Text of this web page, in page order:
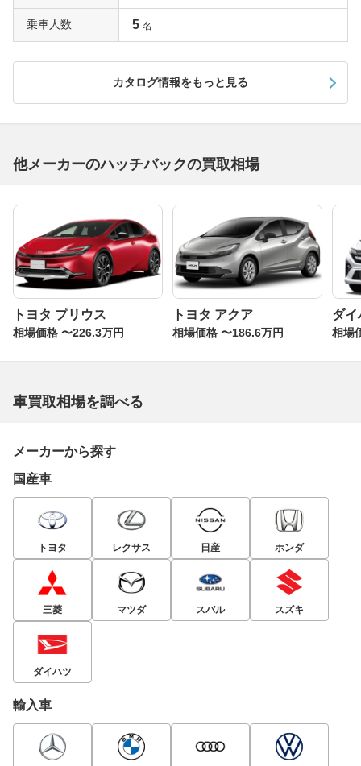
乗車人数 5 名
カタログ情報をもっと見る
他メーカーのハッチバックの買取相場
トヨタ プリウス
相場価格 〜226.3万円
トヨタ アクア
相場価格 〜186.6万円
ダイ
相場
車買取相場を調べる
メーカーから探す
国産車
トヨタ レクサス 日産 ホンダ
三菱 マツダ スバル スズキ
ダイハツ
輸入車